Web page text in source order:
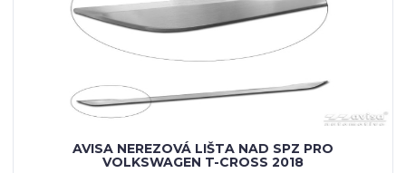
AVISA NEREZOVÁ LIŠTA NAD SPZ PRO
VOLKSWAGEN T-CROSS 2018